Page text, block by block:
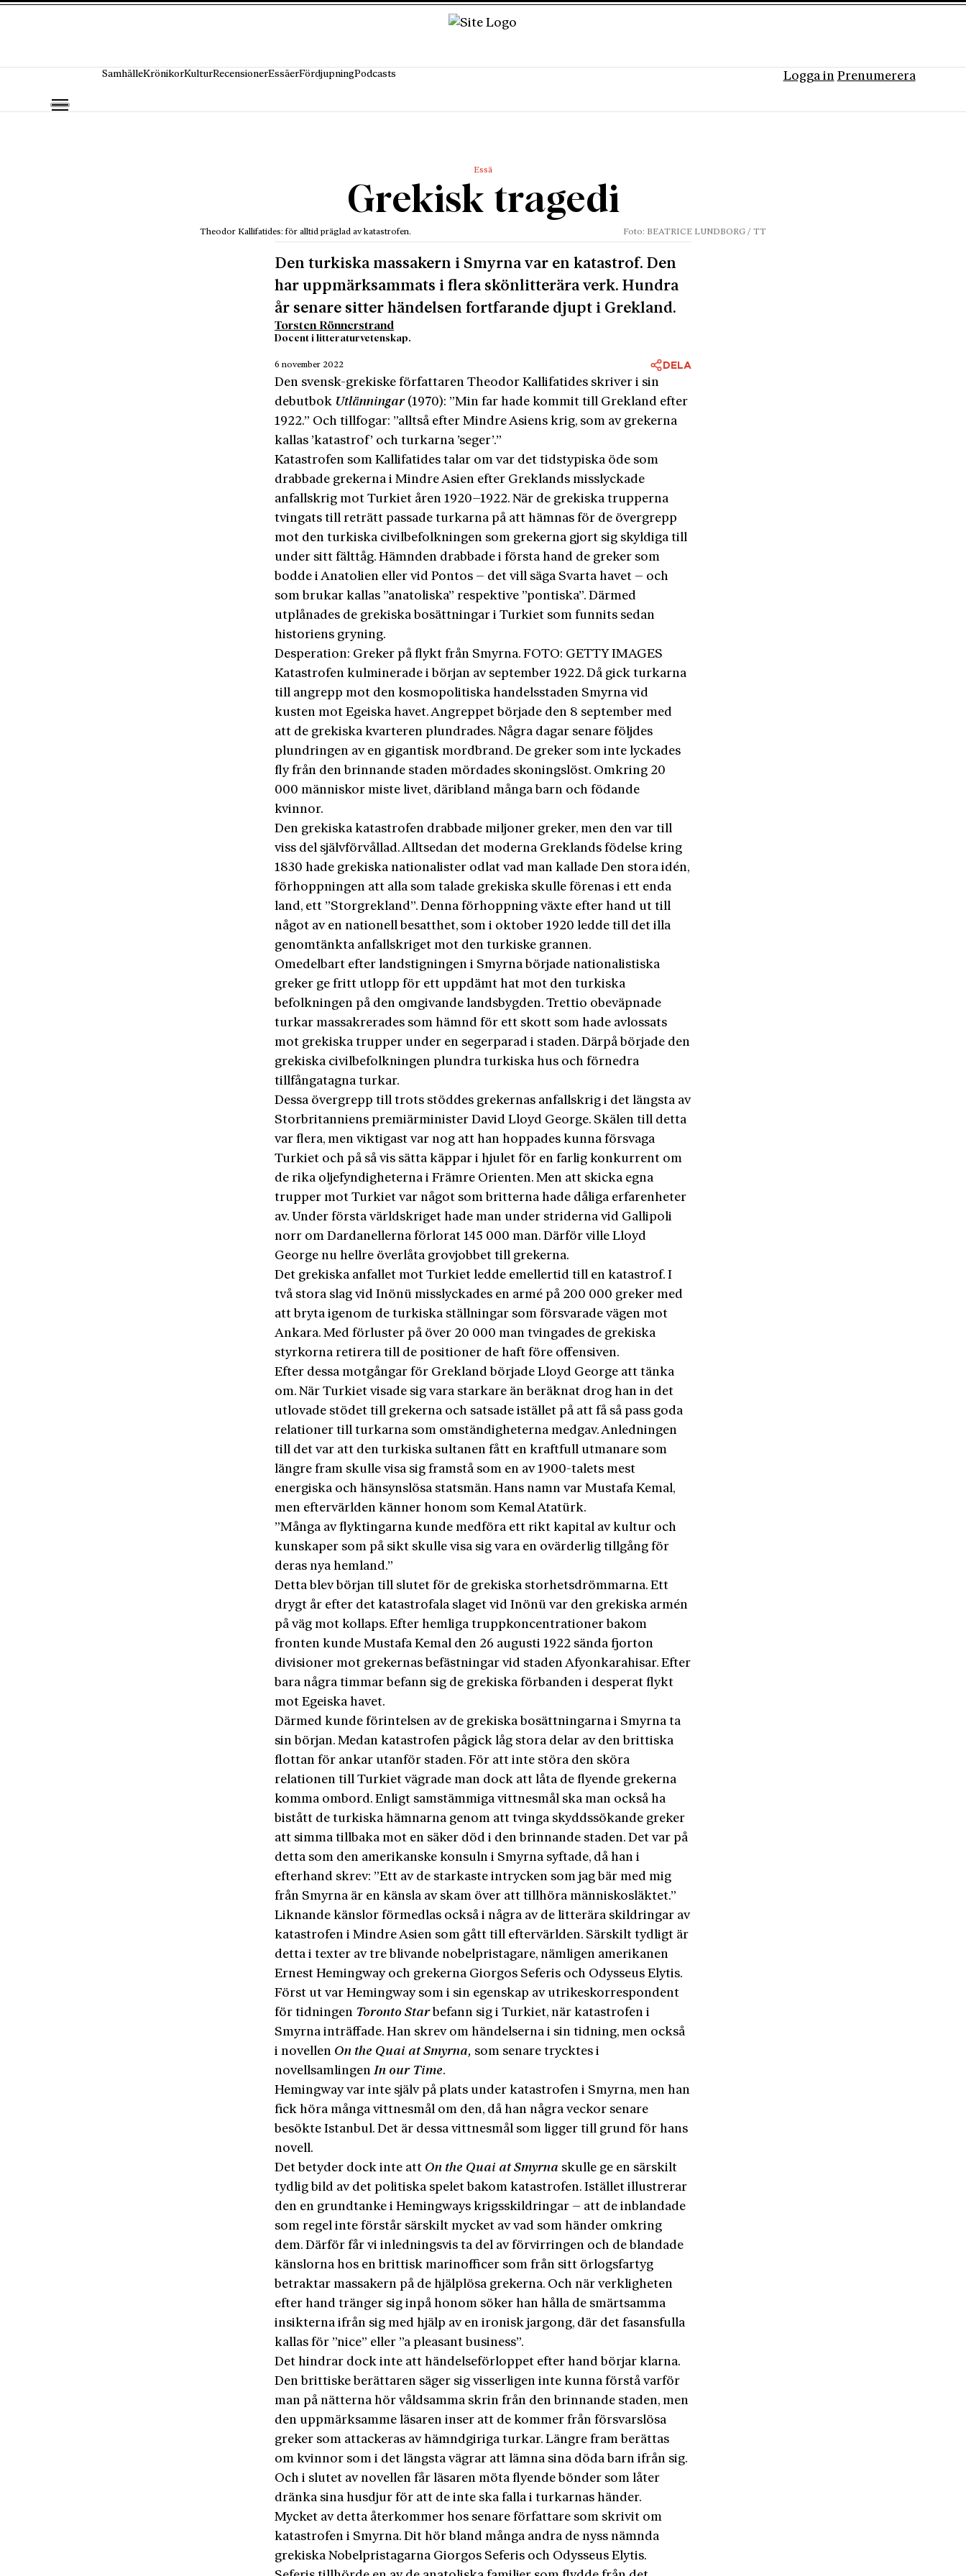
SamhälleKrönikorKulturRecensionerEssäerFördjupningPodcasts Logga in Prenumerera
Essä
Grekisk tragedi
Theodor Kallifatides: för alltid präglad av katastrofen. Foto: BEATRICE LUNDBORG / TT
Den turkiska massakern i Smyrna var en katastrof. Den
har uppmärksammats i flera skönlitterära verk. Hundra
år senare sitter händelsen fortfarande djupt i Grekland.
Torsten Rönnerstrand
Docent i litteraturvetenskap.
6 november 2022 DELA
Den svensk-grekiske författaren Theodor Kallifatides skriver i sin
debutbok Utlänningar (1970): ”Min far hade kommit till Grekland efter
1922.” Och tillfogar: ”alltså efter Mindre Asiens krig, som av grekerna
kallas ’katastrof’ och turkarna ’seger’.”
Katastrofen som Kallifatides talar om var det tidstypiska öde som
drabbade grekerna i Mind­re Asien efter Greklands misslyckade
anfallskrig mot Turkiet åren 1920–1922. När de grekiska trupperna
tvingats till reträtt passade turkarna på att hämnas för de övergrepp
mot den turkiska civilbefolkningen som grekerna gjort sig skyldiga till
under sitt fälttåg. Hämnden drabbade i första hand de greker som
bodde i Anatolien eller vid Pontos – det vill säga Svarta havet – och
som brukar kallas ”anatoliska” respektive ”pontiska”. Därmed
utplånades de grekiska bosättningar i Turkiet som funnits sedan
historiens gryning.
Desperation: Greker på flykt från Smyrna. FOTO: GETTY IMAGES
Katastrofen kulminerade i början av september 1922. Då gick turkarna
till angrepp mot den kosmopolitiska handelsstaden Smyrna vid
kusten mot Egeiska havet. Angreppet började den 8 september med
att de grekiska kvarteren plundrades. Några dagar senare följdes
plundringen av en gigantisk mordbrand. De greker som inte lyckades
fly från den brinnande staden mördades skoningslöst. Omkring 20
000 människor miste livet, däribland många barn och födande
kvinnor.
Den grekiska katastrofen drabbade miljoner greker, men den var till
viss del självförvållad. Alltsedan det moderna Greklands födelse kring
1830 hade grekiska nationalister odlat vad man kallade Den stora idén,
förhoppningen att alla som talade grekiska skulle förenas i ett enda
land, ett ”Storgrekland”. Denna förhoppning växte efter hand ut till
något av en nationell besatthet, som i oktober 1920 ledde till det illa
genomtänkta anfallskriget mot den turkiske grannen.
Omedelbart efter landstigningen i Smyrna började nationalistiska
greker ge fritt utlopp för ett uppdämt hat mot den turkiska
befolkningen på den omgivande landsbygden. Trettio obeväpnade
turkar massakrerades som hämnd för ett skott som hade avlossats
mot grekiska trupper under en segerparad i staden. Därpå började den
grekiska civilbefolkningen plundra turkiska hus och förnedra
tillfångatagna turkar.
Dessa övergrepp till trots stöddes grekernas anfallskrig i det längsta av
Storbritanniens premiärminister David Lloyd George. Skälen till detta
var flera, men viktigast var nog att han hoppades kunna försvaga
Turkiet och på så vis sätta käppar i hjulet för en farlig konkurrent om
de rika oljefyndigheterna i Främre Orienten. Men att skicka egna
trupper mot Turkiet var något som britterna hade dåliga erfarenheter
av. Under första världskriget hade man under striderna vid Gallipoli
norr om Dardanellerna förlorat 145 000 man. Därför ville Lloyd
George nu hellre överlåta grovjobbet till grekerna.
Det grekiska anfallet mot Turkiet ledde emellertid till en katastrof. I
två stora slag vid Inönü misslyckades en armé på 200 000 greker med
att bryta igenom de turkiska ställningar som försvarade vägen mot
Ankara. Med förluster på över 20 000 man tvingades de grekiska
styrkorna retirera till de positioner de haft före offensiven.
Efter dessa motgångar för Grekland började Lloyd George att tänka
om. När Turkiet visade sig vara starkare än beräknat drog han in det
utlovade stödet till grekerna och satsade istället på att få så pass goda
relationer till turkarna som omständigheterna medgav. Anledningen
till det var att den turkiska sultanen fått en kraftfull utmanare som
längre fram skulle visa sig framstå som en av 1900-talets mest
energiska och hänsynslösa statsmän. Hans namn var Mustafa Kemal,
men eftervärlden känner honom som Kemal Atatürk.
”Många av flyktingarna kunde medföra ett rikt kapital av kultur och
kunskaper som på sikt skulle visa sig vara en ovärderlig tillgång för
deras nya hemland.”
Detta blev början till slutet för de grekiska storhetsdrömmarna. Ett
drygt år efter det katastrofala slaget vid Inönü var den grekiska armén
på väg mot kollaps. Efter hemliga truppkoncentrationer bakom
fronten kunde Mustafa Kemal den 26 augusti 1922 sända fjorton
divisioner mot grekernas befästningar vid staden Afyonkarahisar. Efter
bara några timmar befann sig de grekiska förbanden i desperat flykt
mot Egeiska havet.
Därmed kunde förintelsen av de grekiska bosättningarna i Smyrna ta
sin början. Medan katastrofen pågick låg stora delar av den brittiska
flottan för ankar utanför staden. För att inte störa den sköra
relationen till Turkiet vägrade man dock att låta de flyende grekerna
komma ombord. Enligt samstämmiga vittnesmål ska man också ha
bistått de turkiska hämnarna genom att tvinga skyddssökande greker
att simma tillbaka mot en säker död i den brinnande staden. Det var på
detta som den amerikanske konsuln i Smyrna syftade, då han i
efterhand skrev: ”Ett av de starkaste intrycken som jag bär med mig
från Smyrna är en känsla av skam över att tillhöra människosläktet.”
Liknande känslor förmedlas också i några av de litterära skildringar av
katastrofen i Mindre Asien som gått till eftervärlden. Särskilt tydligt är
detta i texter av tre blivande nobelpristagare, nämligen amerikanen
Ernest Hemingway och grekerna Giorgos Seferis och Odysseus Elytis.
Först ut var Hemingway som i sin egenskap av utrikeskorrespondent
för tidningen Toronto Starbefann sig i Turkiet, när katastrofen i
Smyrna inträffade. Han skrev om händelserna i sin tidning, men också
i novellen On the Quai at Smyrna, som senare trycktes i
novellsamlingenIn our Time.
Hemingway var inte själv på plats under katastrofen i Smyrna, men han
fick höra många vittnesmål om den, då han några veckor senare
besökte Istanbul. Det är dessa vittnesmål som ligger till grund för hans
novell.
Det betyder dock inte att On the Quai at Smyrna skulle ge en särskilt
tydlig bild av det politiska spelet bakom katastrofen. Istället illustrerar
den en grundtanke i Hemingways krigsskildringar – att de inblandade
som regel inte förstår särskilt mycket av vad som händer omkring
dem. Därför får vi inledningsvis ta del av förvirringen och de blandade
känslorna hos en brittisk marinofficer som från sitt örlogsfartyg
betraktar massakern på de hjälplösa grekerna. Och när verkligheten
efter hand tränger sig inpå honom söker han hålla de smärtsamma
insikterna ifrån sig med hjälp av en ironisk jargong, där det fasansfulla
kallas för ”nice” eller ”a pleasant business”.
Det hindrar dock inte att händelseförloppet efter hand börjar klarna.
Den brittiske berättaren säger sig visserligen inte kunna förstå varför
man på nätterna hör våldsamma skrin från den brinnande staden, men
den uppmärksamme läsaren inser att de kommer från försvars­lösa
greker som attackeras av hämndgiriga turkar. Längre fram berättas
om kvinnor som i det längsta vägrar att lämna sina döda barn ifrån sig.
Och i slutet av novellen får läsaren möta flyende bönder som låter
dränka sina husdjur för att de inte ska falla i turkarnas händer.
Mycket av detta återkommer hos senare författare som skrivit om
katastrofen i Smyrna. Dit hör bland många andra de nyss nämnda
grekiska Nobelpristagarna Giorgos Seferis och Odysseus Elytis.